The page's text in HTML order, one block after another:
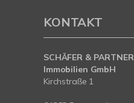
KONTAKT
SCHÄFER & PARTNER
Immobilien GmbH
Kirchstraße 1